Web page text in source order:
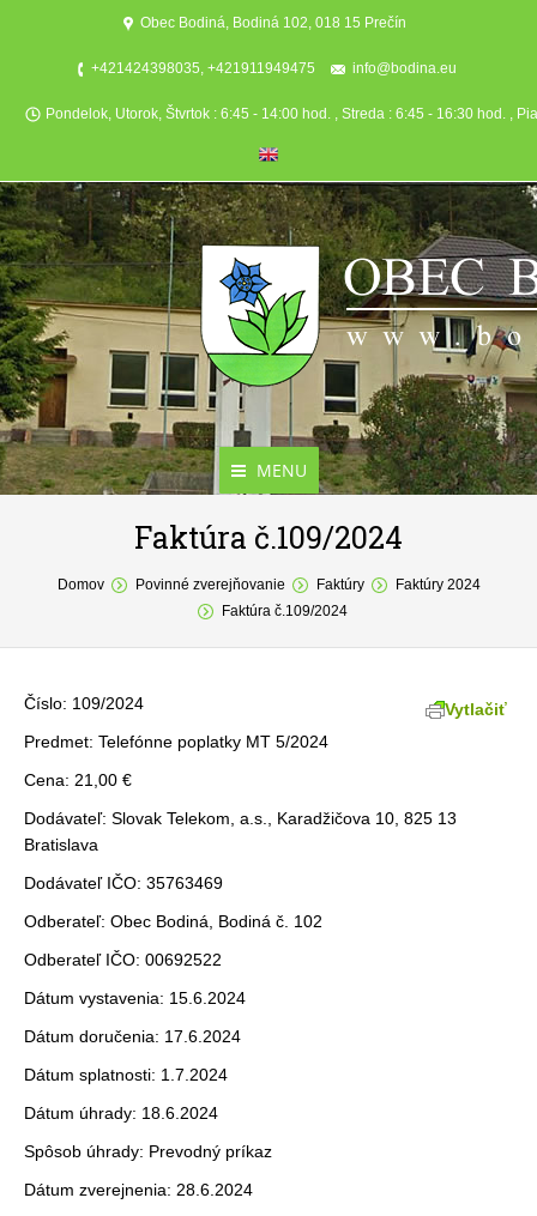
Obec Bodiná, Bodiná 102, 018 15 Prečín
+421424398035, +421911949475 info@bodina.eu
Pondelok, Utorok, Štvrtok : 6:45 - 14:00 hod. , Streda : 6:45 - 16:30 hod. ,
MENU
Aktuality
O obci
Formuláre
Fotogaléria
Kontakt
Faktúra č.109/2024
You are here:
Domov Povinné zverejňovanie Faktúry
Faktúry 2024
Faktúra č.109/2024
Vytlačiť
Číslo: 109/2024
Predmet: Telefónne poplatky MT 5/2024
Cena: 21,00 €
Dodávateľ: Slovak Telekom, a.s., Karadžičova 10, 825 13
Bratislava
Dodávateľ IČO: 35763469
Odberateľ: Obec Bodiná, Bodiná č. 102
Odberateľ IČO: 00692522
Dátum vystavenia: 15.6.2024
Dátum doručenia: 17.6.2024
Dátum splatnosti: 1.7.2024
Dátum úhrady: 18.6.2024
Spôsob úhrady: Prevodný príkaz
Dátum zverejnenia: 28.6.2024